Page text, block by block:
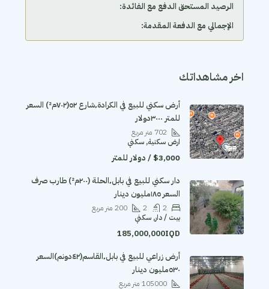
الرصيد المستحق الدفع مع الفائدة:
الإجمالي مع الدفعة المقدمة:
اخر مشاهداتك
أرض سكني للبيع في الكرادة٬شارع ٥٢(٧٠٢م²) السعر
للمتر ٣٠٠٠دولار
702 متر مربع
ارض سكنية, سكني
$3,000 / دولار للمتر
دار سكني للبيع في بابل٬الحلة (٢٠٠م²) طارب صرف
السعر ١٨٥مليون دينار
2
2
200 متر مربع
بيت / دار, سكني
185,000,000IQD
أرض زراعي للبيع في بابل٬القاسم(٤٢دونم)السعر
٥٣٠مليون دينار
105000 متر مربع